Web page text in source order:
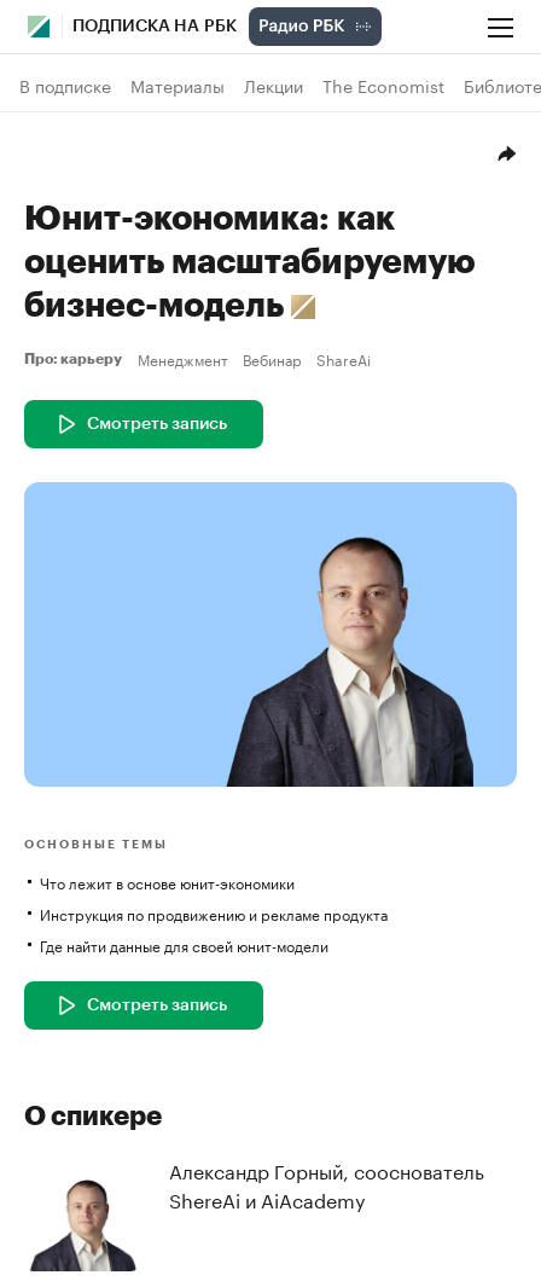
ПОДПИСКА НА РБК
В подписке Материалы Лекции The Economist
Юнит-экономика: как
оценить масштабируемую
бизнес-модель
Про: карьеру Менеджмент Вебинар ShareAi
Смотреть запись
ОСНОВНЫЕ ТЕМЫ
Что лежит в основе юнит-экономики
Инструкция по продвижению и рекламе продукта
Где найти данные для своей юнит-модели
Смотреть запись
О спикере
Александр Горный, сооснователь
ShereAi и AiAcademy